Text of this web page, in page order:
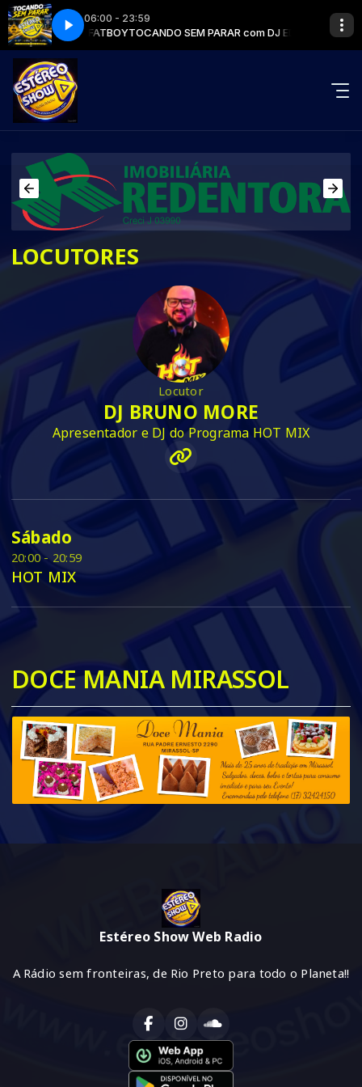
06:00 - 23:59
com DJ EDUFATBOYTOCANDO SEM PARAR com DJ EDUFATBOY
dance now (Club mix)C&C Music Factory - Everybody dance now
LOCUTORES
Locutor
DJ BRUNO MORE
Apresentador e DJ do Programa HOT MIX
Sábado
20:00 - 20:59
HOT MIX
DOCE MANIA MIRASSOL
Estéreo Show Web Radio
A Rádio sem fronteiras, de Rio Preto para todo o Planeta!!